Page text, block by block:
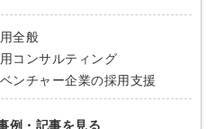
全般
コンサルティング
ンチャー企業の採用支援
例・記事を見る